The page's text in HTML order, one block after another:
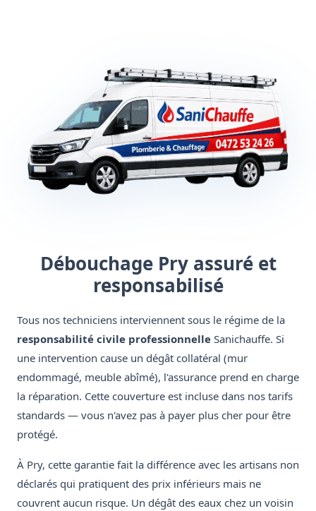
Débouchage Pry assuré et
responsabilisé
Tous nos techniciens interviennent sous le régime de la
responsabilité civile professionnelle Sanichauffe. Si
une intervention cause un dégât collatéral (mur
endommagé, meuble abîmé), l'assurance prend en charge
la réparation. Cette couverture est incluse dans nos tarifs
standards — vous n'avez pas à payer plus cher pour être
protégé.
À Pry, cette garantie fait la différence avec les artisans non
déclarés qui pratiquent des prix inférieurs mais ne
couvrent aucun risque. Un dégât des eaux chez un voisin